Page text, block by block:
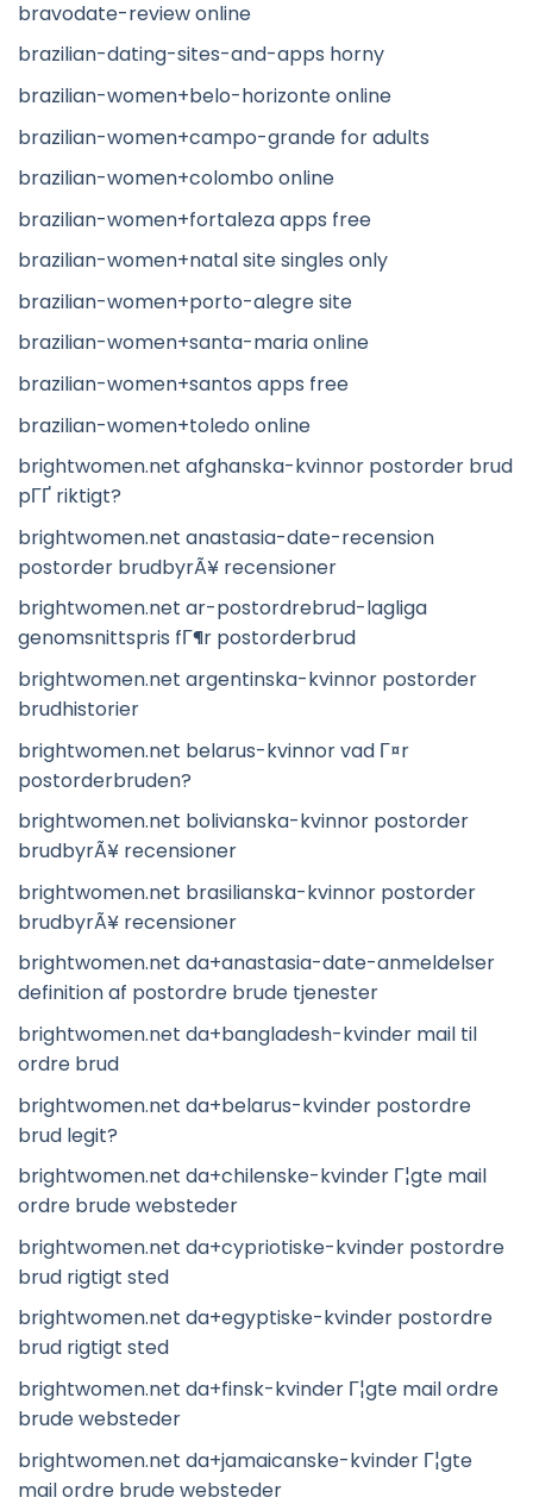
bravodate-review online
brazilian-dating-sites-and-apps horny
brazilian-women+belo-horizonte online
brazilian-women+campo-grande for adults
brazilian-women+colombo online
brazilian-women+fortaleza apps free
brazilian-women+natal site singles only
brazilian-women+porto-alegre site
brazilian-women+santa-maria online
brazilian-women+santos apps free
brazilian-women+toledo online
brightwomen.net afghanska-kvinnor postorder brud
pГҐ riktigt?
brightwomen.net anastasia-date-recension
postorder brudbyrÃ¥ recensioner
brightwomen.net ar-postordrebrud-lagliga
genomsnittspris fГ¶r postorderbrud
brightwomen.net argentinska-kvinnor postorder
brudhistorier
brightwomen.net belarus-kvinnor vad Г¤r
postorderbruden?
brightwomen.net bolivianska-kvinnor postorder
brudbyrÃ¥ recensioner
brightwomen.net brasilianska-kvinnor postorder
brudbyrÃ¥ recensioner
brightwomen.net da+anastasia-date-anmeldelser
definition af postordre brude tjenester
brightwomen.net da+bangladesh-kvinder mail til
ordre brud
brightwomen.net da+belarus-kvinder postordre
brud legit?
brightwomen.net da+chilenske-kvinder Г¦gte mail
ordre brude websteder
brightwomen.net da+cypriotiske-kvinder postordre
brud rigtigt sted
brightwomen.net da+egyptiske-kvinder postordre
brud rigtigt sted
brightwomen.net da+finsk-kvinder Г¦gte mail ordre
brude websteder
brightwomen.net da+jamaicanske-kvinder Г¦gte
mail ordre brude websteder